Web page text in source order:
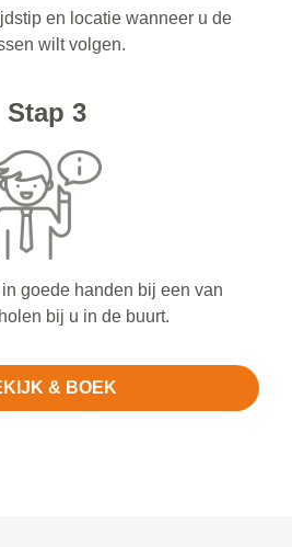
en locatie wanneer u de
wilt volgen.
Stap 3
goede handen bij een van
bij u in de buurt.
& BOEK